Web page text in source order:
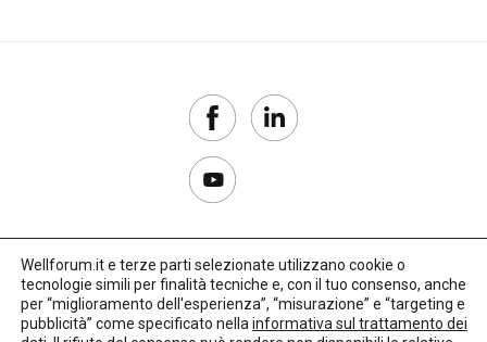
Copyright 2017–2026
Privacy Policy
Wellforum.it e terze parti selezionate utilizzano cookie o
tecnologie simili per finalità tecniche e, con il tuo consenso, anche
per “miglioramento dell'esperienza”, “misurazione” e “targeting e
pubblicità” come specificato nella informativa sul trattamento dei